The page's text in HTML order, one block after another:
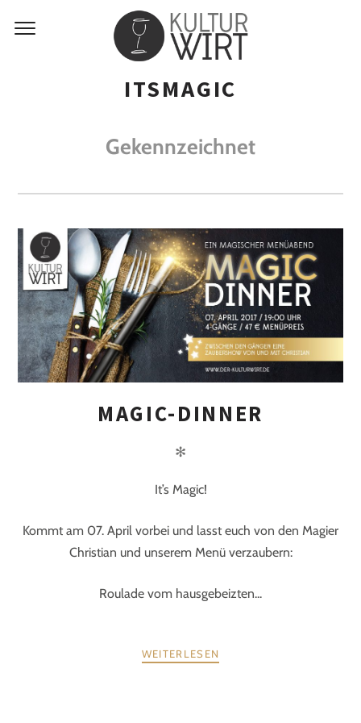
ITSMAGIC
Gekennzeichnet
MAGIC-DINNER
✻
It’s Magic!
Kommt am 07. April vorbei und lasst euch von den Magier
Christian und unserem Menü verzaubern:
Roulade vom hausgebeizten...
WEITERLESEN